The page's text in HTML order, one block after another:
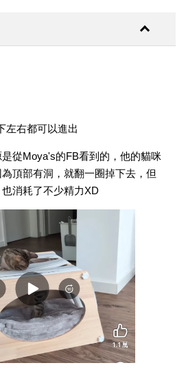
、狗尿除臭 日本專利柿子單寧 真正
左右都可以進出
從Moya's的FB看到的，他的貓咪
頂部有洞，就翻一圈掉下去，但
消耗了不少精力XD